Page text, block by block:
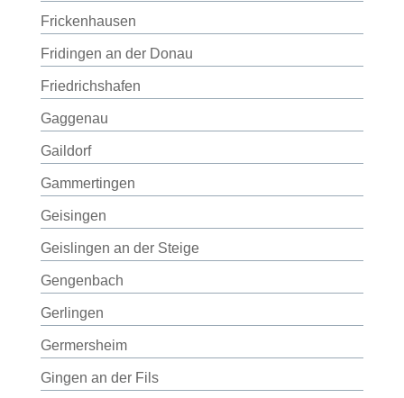
Frickenhausen
Fridingen an der Donau
Friedrichshafen
Gaggenau
Gaildorf
Gammertingen
Geisingen
Geislingen an der Steige
Gengenbach
Gerlingen
Germersheim
Gingen an der Fils